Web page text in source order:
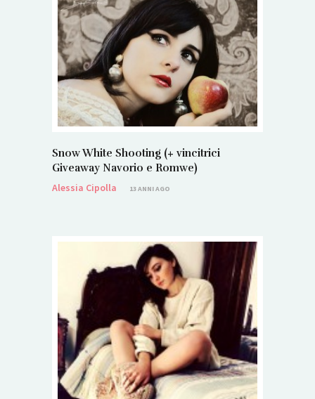
Snow White Shooting (+ vincitrici
Giveaway Navorio e Romwe)
Alessia Cipolla
13 ANNI AGO